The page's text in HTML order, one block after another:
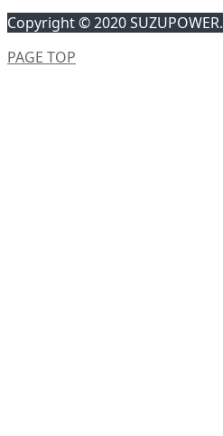
Copyright © 2020 SUZUPOWER.
PAGE TOP